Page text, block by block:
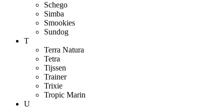
Schego
Simba
Smookies
Sundog
T
Terra Natura
Tetra
Tijssen
Trainer
Trixie
Tropic Marin
U